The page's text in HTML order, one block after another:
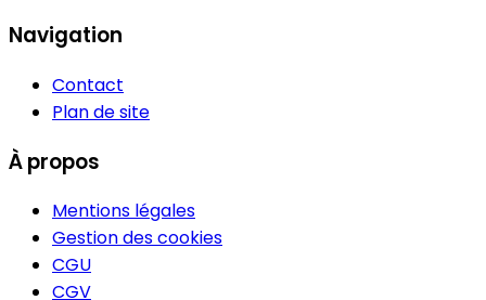
Navigation
Contact
Plan de site
À propos
Mentions légales
Gestion des cookies
CGU
CGV